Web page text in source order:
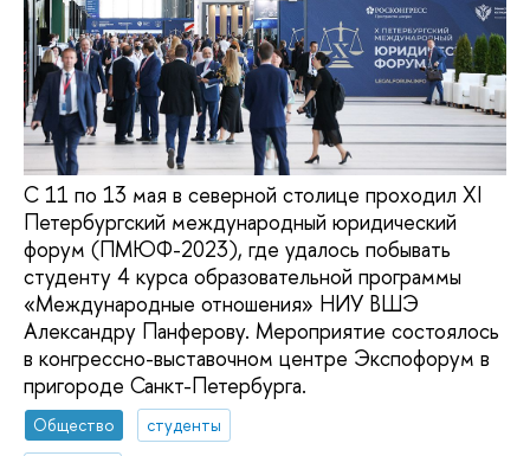
С 11 по 13 мая в северной столице проходил XI
Петербургский международный юридический
форум (ПМЮФ-2023), где удалось побывать
студенту 4 курса образовательной программы
«Международные отношения» НИУ ВШЭ
Александру Панферову. Мероприятие состоялось
в конгрессно-выставочном центре Экспофорум в
пригороде Санкт-Петербурга.
Общество
студенты